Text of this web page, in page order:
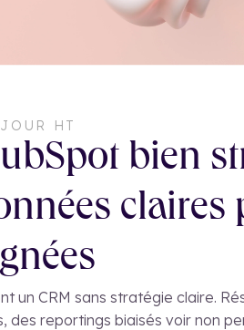
HT
bien
claires
un CRM sans stratégie claire.
des reportings biaisés voir non